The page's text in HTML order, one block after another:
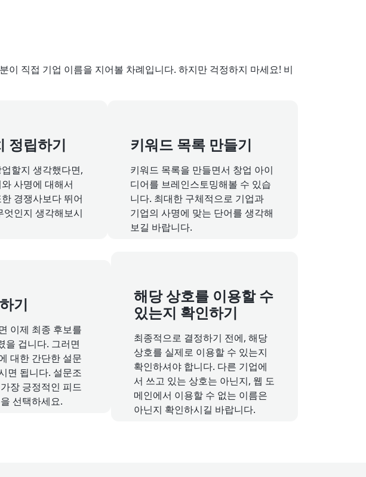
직접 기업 이름을 지어볼 차례입니다. 하지만 걱정하지 마세요! 비
정립하기
할지 생각했다면,
사명에 대해서
경쟁사보다 뛰어
엇인지 생각해보시
키워드 목록 만들기
키워드 목록을 만들면서 창업 아이
디어를 브레인스토밍해볼 수 있습
니다. 최대한 구체적으로 기업과
기업의 사명에 맞는 단어를 생각해
보길 바랍니다.
기
이제 최종 후보를
을 겁니다. 그러면
대한 간단한 설문
면 됩니다. 설문조
장 긍정적인 피드
선택하세요.
해당 상호를 이용할 수
있는지 확인하기
최종적으로 결정하기 전에, 해당
상호를 실제로 이용할 수 있는지
확인하셔야 합니다. 다른 기업에
서 쓰고 있는 상호는 아닌지, 웹 도
메인에서 이용할 수 없는 이름은
아닌지 확인하시길 바랍니다.